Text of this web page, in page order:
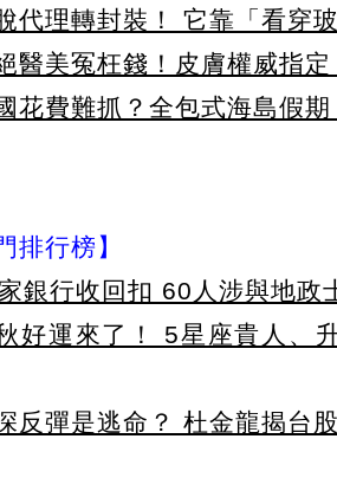
代理轉封裝！ 它靠「看穿
醫美冤枉錢！皮膚權威指
花費難抓？全包式海島假
排行榜】
銀行收回扣 60人涉與地政
好運來了！ 5星座貴人、
反彈是逃命？ 杜金龍揭台